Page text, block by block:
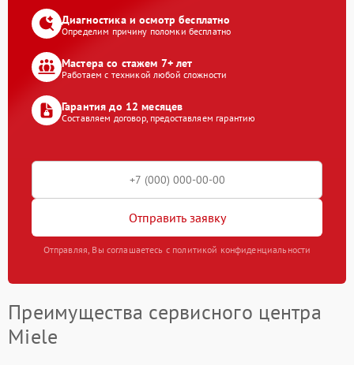
Диагностика и осмотр бесплатно
Определим причину поломки бесплатно
Мастера со стажем 7+ лет
Работаем с техникой любой сложности
Гарантия до 12 месяцев
Составляем договор, предоставляем гарантию
Отправить заявку
Отправляя, Вы соглашаетесь с политикой конфиденциальности
Преимущества сервисного центра
Miele